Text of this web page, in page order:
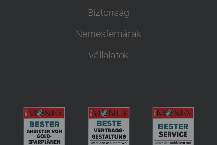
Biztonság
Nemesfémárak
Vállalatok